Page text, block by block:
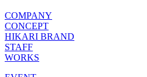
COMPANY
CONCEPT
HIKARI BRAND
STAFF
WORKS